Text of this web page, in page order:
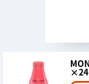
×24